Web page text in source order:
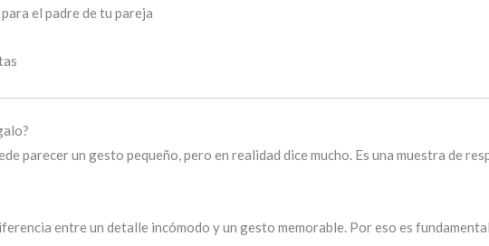
el padre de tu pareja
parecer un gesto pequeño, pero en realidad dice mucho. Es una muestra de
entre un detalle incómodo y un gesto memorable. Por eso es